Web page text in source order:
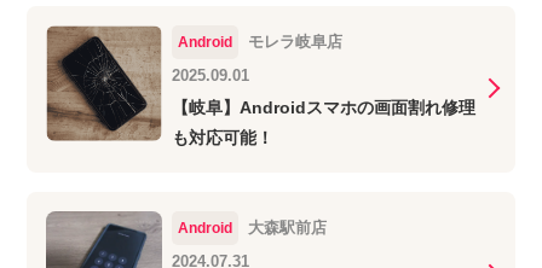
Android
モレラ岐阜店
2025.09.01
【岐阜】Androidスマホの画面割れ修理
も対応可能！
Android
大森駅前店
2024.07.31